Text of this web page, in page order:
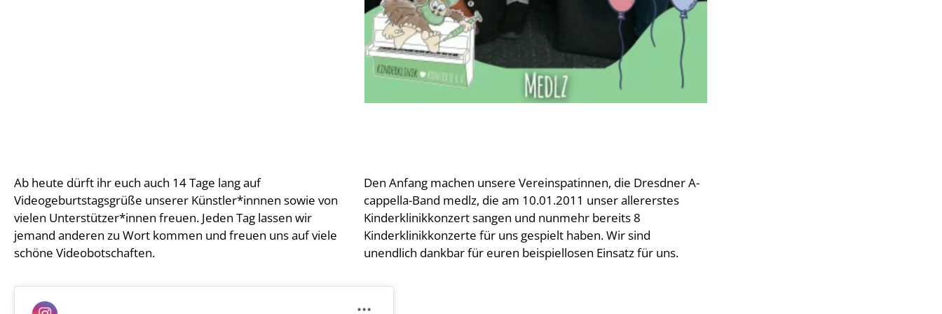
Ab heute dürft ihr euch auch 14 Tage lang auf
Videogeburtstagsgrüße unserer Künstler*innnen sowie von
vielen Unterstützer*innen freuen. Jeden Tag lassen wir
jemand anderen zu Wort kommen und freuen uns auf viele
schöne Videobotschaften.
Den Anfang machen unsere Vereinspatinnen, die Dresdner A-
cappella-Band medlz, die am 10.01.2011 unser allererstes
Kinderklinikkonzert sangen und nunmehr bereits 8
Kinderklinikkonzerte für uns gespielt haben. Wir sind
unendlich dankbar für euren beispiellosen Einsatz für uns.